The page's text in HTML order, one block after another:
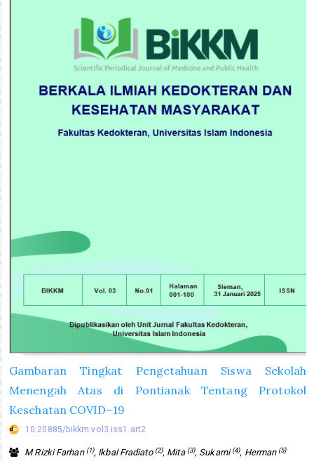
Gambaran Tingkat Pengetahuan Siswa Sekolah
Menengah Atas di Pontianak Tentang Protokol
Kesehatan COVID–19
10.20885/bikkm.vol3.iss1.art2
M Rizki Farhan (1), Ikbal Fradiato (2), Mita (3), Sukarni(4), Herman (5)